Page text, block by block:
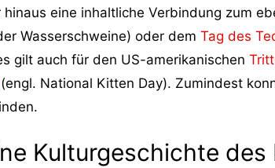
eine inhaltliche Verbindung zum
Wasserschweine) oder dem Tag des
gilt auch für den US-amerikanischen
(engl. National Kitten Day). Zumindest
Kulturgeschichte